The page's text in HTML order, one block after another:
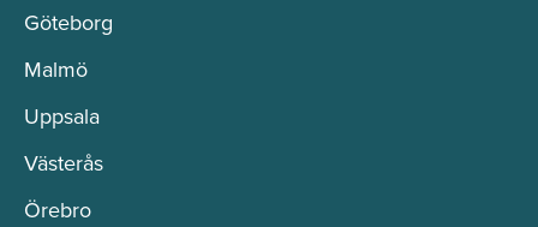
Göteborg
Malmö
Uppsala
Västerås
Örebro